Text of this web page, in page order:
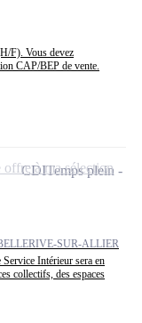
F). Vous devez
CAP/BEP de vente.
SUR-ALLIER
Intérieur sera en
collectifs, des espaces
CDITemps plein
à ma sélection